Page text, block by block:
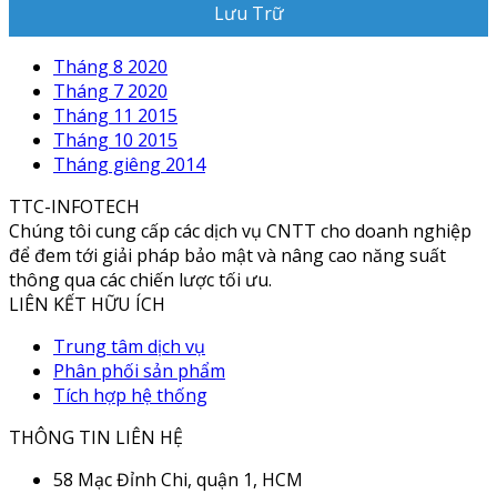
Lưu Trữ
Tháng 8 2020
Tháng 7 2020
Tháng 11 2015
Tháng 10 2015
Tháng giêng 2014
TTC-INFOTECH
Chúng tôi cung cấp các dịch vụ CNTT cho doanh nghiệp
để đem tới giải pháp bảo mật và nâng cao năng suất
thông qua các chiến lược tối ưu.
LIÊN KẾT HỮU ÍCH
Trung tâm dịch vụ
Phân phối sản phẩm
Tích hợp hệ thống
THÔNG TIN LIÊN HỆ
58 Mạc Đỉnh Chi, quận 1, HCM